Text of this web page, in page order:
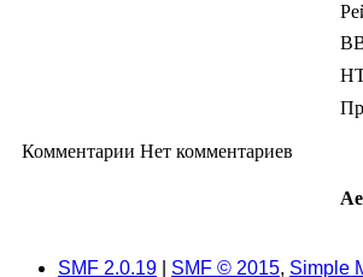
Комментарии Нет комментариев
SMF 2.0.19 SMF © 2015, Simple